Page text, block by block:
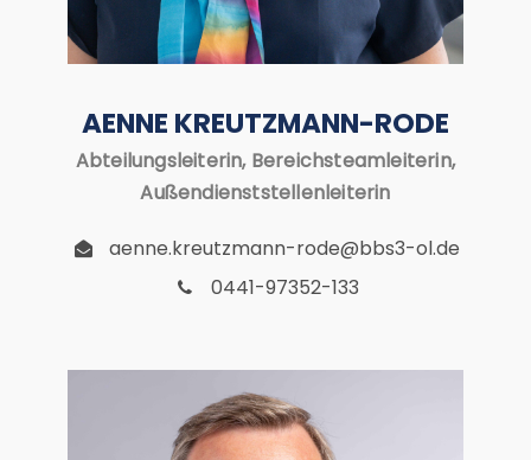
AENNE KREUTZMANN-RODE
Abteilungsleiterin, Bereichsteamleiterin,
Außendienststellenleiterin
aenne.kreutzmann-rode@bbs3-ol.de
0441-97352-133